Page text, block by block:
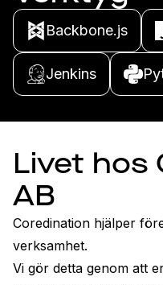
Backbone.js
Jenkins
Livet hos
AB
Coredination hjälper
verksamhet.
Vi gör detta genom att